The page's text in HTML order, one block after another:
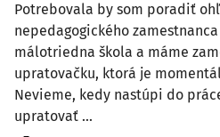
Potrebovala by som poradiť
nepedagogického
málotriedna škola a máme
upratovačku, ktorá je
Nevieme, kedy nastúpi do
upratovať ...